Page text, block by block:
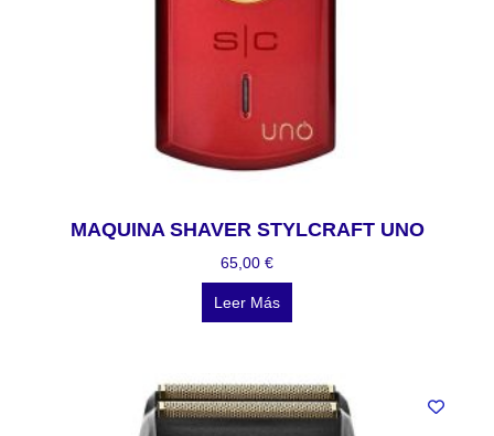
MAQUINA SHAVER STYLCRAFT UNO
65,00 €
Leer Más